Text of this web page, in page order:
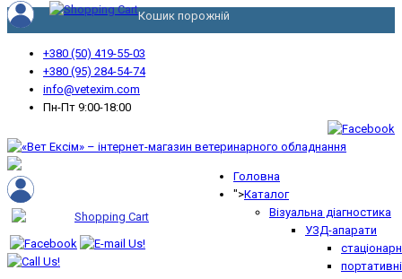
Кошик порожній
+380 (50) 419-55-03
+380 (95) 284-54-74
info@vetexim.com
Пн-Пт 9:00-18:00
Головна
">Каталог
Візуальна діагностика
УЗД-апарати
портативні